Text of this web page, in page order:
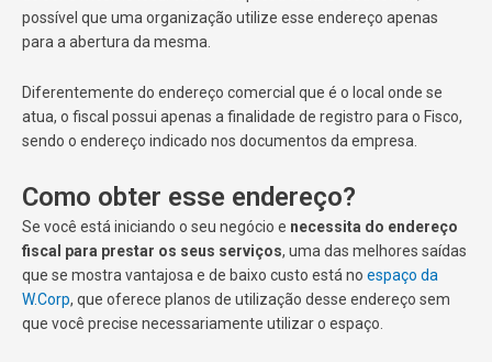
possível que uma organização utilize esse endereço apenas
para a abertura da mesma.
Diferentemente do endereço comercial que é o local onde se
atua, o fiscal possui apenas a finalidade de registro para o Fisco,
sendo o endereço indicado nos documentos da empresa.
Como obter esse endereço?
Se você está iniciando o seu negócio e necessita do endereço
fiscal para prestar os seus serviços, uma das melhores saídas
que se mostra vantajosa e de baixo custo está no espaço da
W.Corp, que oferece planos de utilização desse endereço sem
que você precise necessariamente utilizar o espaço.